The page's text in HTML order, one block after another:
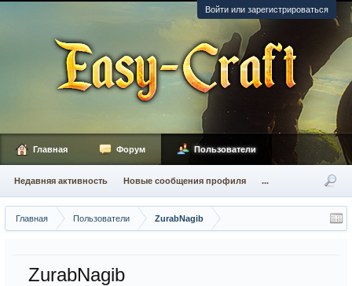
Войти или зарегистрироваться
Главная Пользователи ZurabNagib
ZurabNagib
Главная Форум Пользователи
Недавняя активность Новые сообщения профиля ...